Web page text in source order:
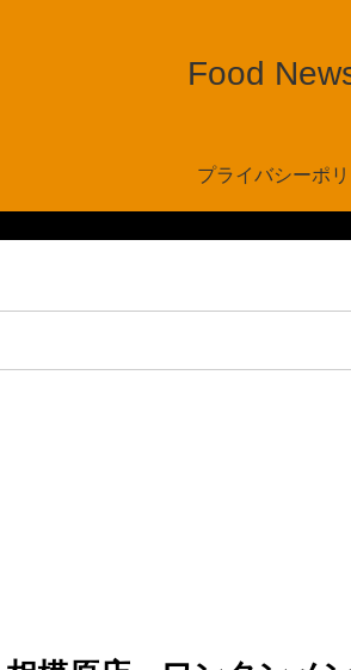
Food
プライバシーポ